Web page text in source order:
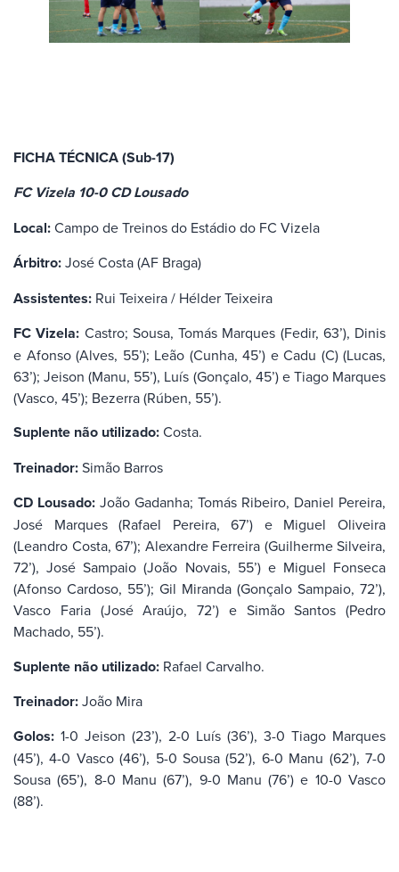
FICHA TÉCNICA (Sub-17)
FC Vizela 10-0 CD Lousado
Local:Campo de Treinos do Estádio do FC Vizela
Árbitro:José Costa (AF Braga)
Assistentes: Rui Teixeira / Hélder Teixeira
FC Vizela: Castro; Sousa, Tomás Marques (Fedir, 63’), Dinis
e Afonso (Alves, 55’); Leão (Cunha, 45’) e Cadu (C) (Lucas,
63’); Jeison (Manu, 55’), Luís (Gonçalo, 45’) e Tiago Marques
(Vasco, 45’); Bezerra (Rúben, 55’).
Suplente não utilizado:Costa.
Treinador:Simão Barros
CD Lousado: João Gadanha; Tomás Ribeiro, Daniel Pereira,
José Marques (Rafael Pereira, 67’) e Miguel Oliveira
(Leandro Costa, 67’); Alexandre Ferreira (Guilherme Silveira,
72’), José Sampaio (João Novais, 55’) e Miguel Fonseca
(Afonso Cardoso, 55’); Gil Miranda (Gonçalo Sampaio, 72’),
Vasco Faria (José Araújo, 72’) e Simão Santos (Pedro
Machado, 55’).
Suplente não utilizado: Rafael Carvalho.
Treinador:João Mira
Golos: 1-0 Jeison (23’), 2-0 Luís (36’), 3-0 Tiago Marques
(45’), 4-0 Vasco (46’), 5-0 Sousa (52’), 6-0 Manu (62’), 7-0
Sousa (65’), 8-0 Manu (67’), 9-0 Manu (76’) e 10-0 Vasco
(88’).